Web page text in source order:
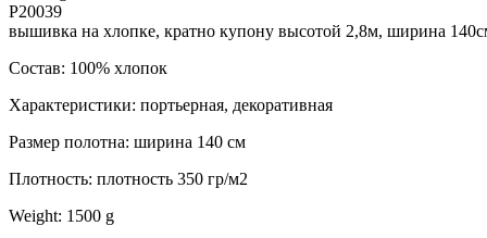
P20039
вышивка на хлопке, кратно купону высотой 2,8м, ширина
Состав: 100% хлопок
Характеристики: портьерная, декоративная
Размер полотна: ширина 140 см
Плотность: плотность 350 гр/м2
Weight: 1500 g